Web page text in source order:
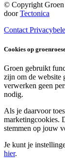
© Copyright Groen
doorTectonica
Contact
Cookies op
Groen gebruikt
zijn om de website
verwerken geen
nodig.
Als je daarvoor
marketingcookies.
stemmen op jouw
Je kunt je
hier.